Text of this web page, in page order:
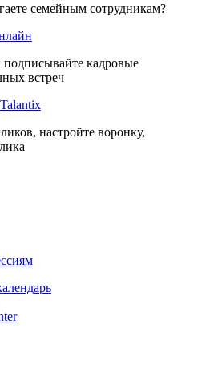
семейным сотрудникам?
подписывайте кадровые
встреч
настройте воронку,